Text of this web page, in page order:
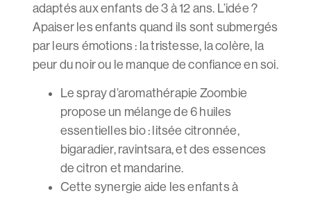
adaptés aux enfants de 3 à 12 ans. L’idée ?
Apaiser les enfants quand ils sont submergés
par leurs émotions : la tristesse, la colère, la
peur du noir ou le manque de confiance en soi.
Le spray d’aromathérapie Zoombie
propose un mélange de 6 huiles
essentielles bio : litsée citronnée,
bigaradier, ravintsara, et des essences
de citron et mandarine.
Cette synergie aide les enfants à